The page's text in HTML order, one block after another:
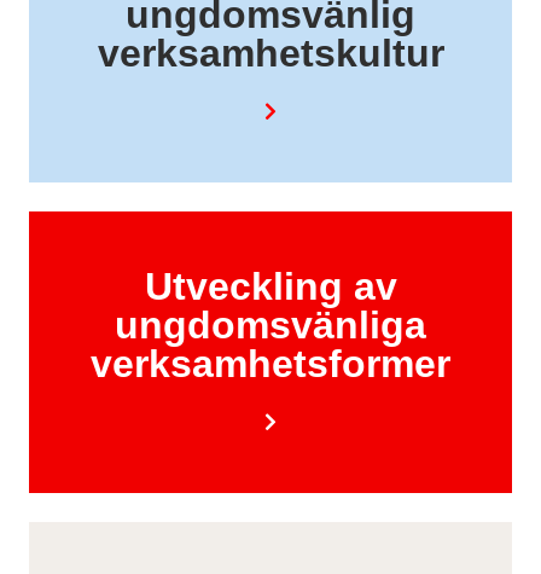
ungdomsvänlig
verksamhetskultur
Utveckling av
ungdomsvänliga
verksamhetsformer